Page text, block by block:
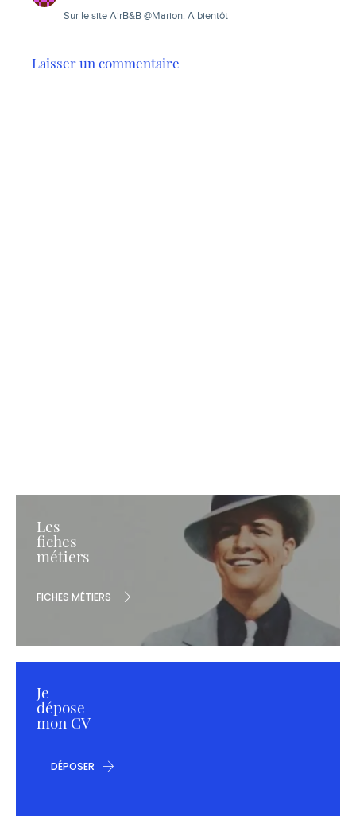
Sur le site AirB&B @Marion. A bientôt
Laisser un commentaire
Les
fiches
métiers
FICHES MÉTIERS
Je
dépose
mon CV
DÉPOSER